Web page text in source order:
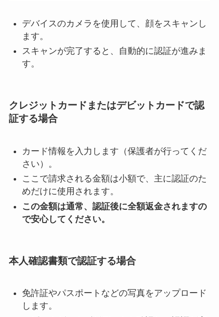
デバイスのカメラを使用して、顔をスキャンし
ます。
スキャンが完了すると、自動的に認証が進みま
す。
クレジットカードまたはデビットカードで認
証する場合
カード情報を入力します（保護者が行ってくだ
さい）。
ここで請求される金額は小額で、主に認証のた
めだけに使用されます。
この金額は通常、認証後に全額返金されますの
で安心してください。
本人確認書類で認証する場合
免許証やパスポートなどの写真をアップロード
します。